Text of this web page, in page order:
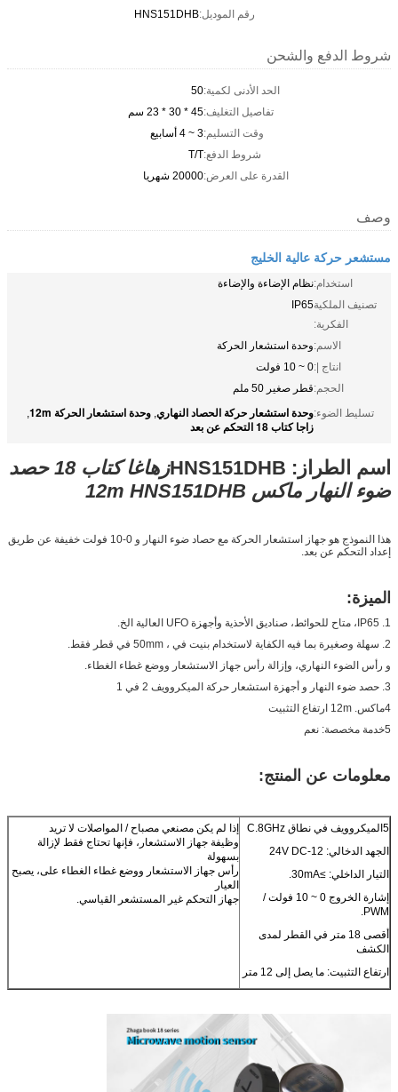
رقم الموديل:HNS151DHB
شروط الدفع والشحن
الحد الأدنى لكمية:50
تفاصيل التغليف:45 * 30 * 23 سم
وقت التسليم:3 ~ 4 أسابيع
شروط الدفع:T/T
القدرة على العرض:20000 شهريا
وصف
مستشعر حركة عالية الخليج
استخدام:نظام الإضاءة والإضاءة
تصنيف الملكية
الفكرية:
IP65
الاسم:وحدة استشعار الحركة
انتاج |:0 ~ 10 فولت
الحجم:قطر صغير 50 ​​ملم
تسليط الضوء:وحدة استشعار حركة الحصاد النهاري, وحدة استشعار الحركة 12m ,
زاجا كتاب 18 التحكم عن بعد
اسم الطراز: HNS151DHB
زهاغا كتاب 18 حصد
ضوء النهار ماكس 12m HNS151DHB
هذا النموذج هو جهاز استشعار الحركة مع حصاد ضوء النهار و 0-10 فولت خفيفة عن طريق
إعداد التحكم عن بعد.
الميزة:
1. IP65، متاح للحوائط، صناديق الأحذية وأجهزة UFO العالية الخ.
2. سهلة وصغيرة بما فيه الكفاية لاستخدام بنيت في ، 50mm في قطر فقط.
و رأس الضوء النهاري، وإزالة رأس جهاز الاستشعار ووضع غطاء الغطاء.
3. حصد ضوء النهار و أجهزة استشعار حركة الميكروويف 2 في 1
4ماكس. 12m ارتفاع التثبيت
5خدمة مخصصة: نعم
معلومات عن المنتج:
5الميكروويف في نطاق C.8GHz
الجهد الدخالي: 12-24V DC
التيار الداخلي: ≥30mA.
إشارة الخروج 0 ~ 10 فولت /
PWM.
أقصى 18 متر في القطر لمدى
الكشف
ارتفاع التثبيت: ما يصل إلى 12 متر
إذا لم يكن مصنعي مصباح / المواصلات لا تريد
وظيفة جهاز الاستشعار، فإنها تحتاج فقط لإزالة
بسهولة
رأس جهاز الاستشعار ووضع غطاء الغطاء على، يصبح
العيار
جهاز التحكم غير المستشعر القياسي.